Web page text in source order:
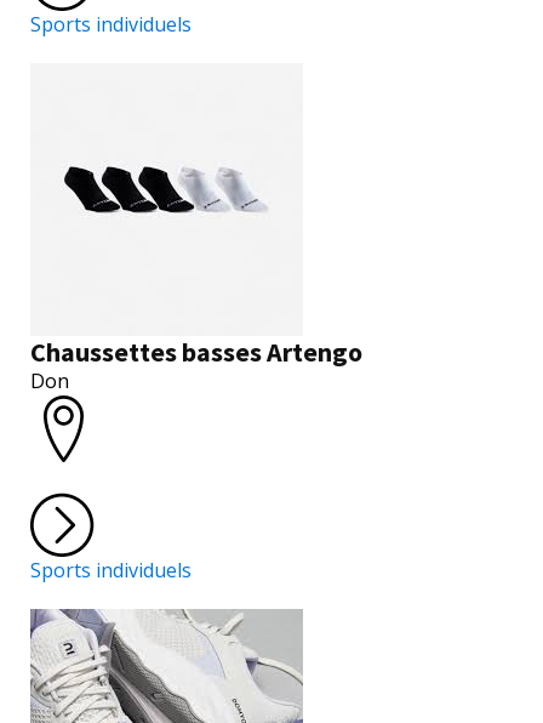
Sports individuels
Chaussettes basses Artengo
Don
Sports individuels